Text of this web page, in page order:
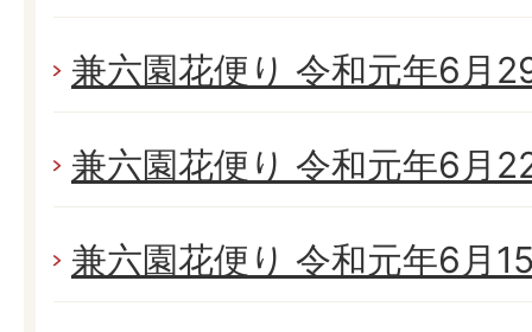
兼六園花便り 令和元年6月
兼六園花便り 令和元年6月
兼六園花便り 令和元年6月